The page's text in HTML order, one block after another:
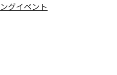
グイベント